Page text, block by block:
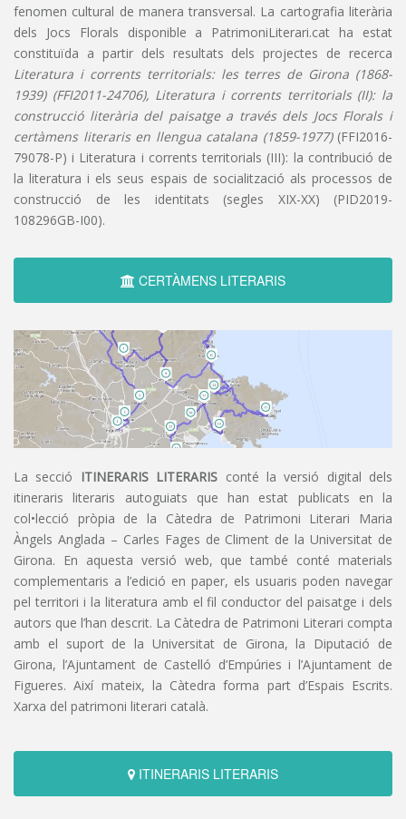
fenomen cultural de manera transversal. La cartografia literària
dels Jocs Florals disponible a PatrimoniLiterari.cat ha estat
constituïda a partir dels resultats dels projectes de recerca
Literatura i corrents territorials: les terres de Girona (1868-
1939) (FFI2011-24706), Literatura i corrents territorials (II): la
construcció literària del paisatge a través dels Jocs Florals i
certàmens literaris en llengua catalana (1859-1977)(FFI2016-
79078-P) i Literatura i corrents territorials (III): la contribució de
la literatura i els seus espais de socialització als processos de
construcció de les identitats (segles XIX-XX) (PID2019-
108296GB-I00).
CERTÀMENS LITERARIS
La secció ITINERARIS LITERARIS conté la versió digital dels
itineraris literaris autoguiats que han estat publicats en la
col•lecció pròpia de la Càtedra de Patrimoni Literari Maria
Àngels Anglada – Carles Fages de Climent de la Universitat de
Girona. En aquesta versió web, que també conté materials
complementaris a l’edició en paper, els usuaris poden navegar
pel territori i la literatura amb el fil conductor del paisatge i dels
autors que l’han descrit. La Càtedra de Patrimoni Literari compta
amb el suport de la Universitat de Girona, la Diputació de
Girona, l’Ajuntament de Castelló d’Empúries i l’Ajuntament de
Figueres. Així mateix, la Càtedra forma part d’Espais Escrits.
Xarxa del patrimoni literari català.
ITINERARIS LITERARIS